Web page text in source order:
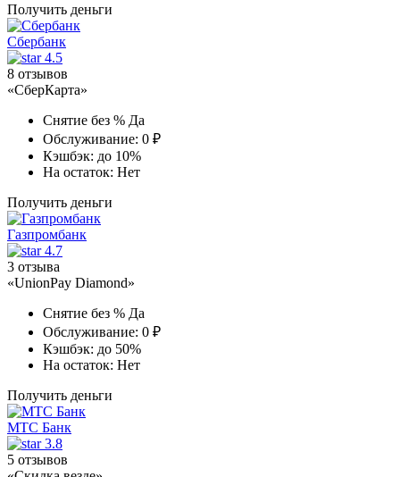
Получить деньги
Сбербанк
4.5
8 отзывов
«СберКарта»
Снятие без % Да
Обслуживание: 0 ₽
Кэшбэк: до 10%
На остаток: Нет
Получить деньги
Газпромбанк
4.7
3 отзыва
«UnionPay Diamond»
Снятие без % Да
Обслуживание: 0 ₽
Кэшбэк: до 50%
На остаток: Нет
Получить деньги
МТС Банк
3.8
5 отзывов